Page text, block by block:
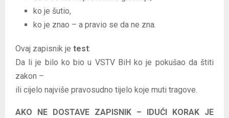
ko je šutio,
ko je znao – a pravio se da ne zna.
Ovaj zapisnik je test:
Da li je bilo ko bio u VSTV BiH ko je pokušao da štiti
zakon –
ili cijelo najviše pravosudno tijelo koje muti tragove.
AKO NE DOSTAVE ZAPISNIK – IDUĆI KORAK JE